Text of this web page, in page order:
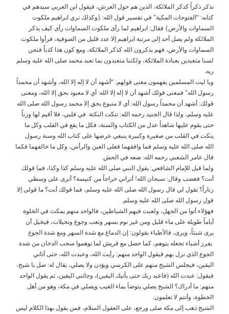
نذكر ذكراً كذكر الملائكة، الذين هم حول العرش، فيقول ابن العربي سيدهم في
كتابه: “الفتوحات المكية” في تفسير قول الله: {وكذلك نري ابراهيم ملكوت
السماوات والأرض} فقال: ابراهيم لما رأى ملكوت السماوات رأى كيف يذكر
الملائكة ولم يصل أحد إلى مرتبة ابراهيم إلا عدد قليل من الصوفية، فرأوا ملكوت
السماوات والأرض، فهم يذكرون الله كذكر الملائكة، ومع كون هذا كذباً فنحن
لسنا متعبدين بعبادة الملائكة، ولكننا متعبدون بما تعبد محمد صلى الله عليه وسلم
ربه.
ويا ليت المسلمين يفهمون معنى قولهم: “أشهد أن لا إله إلا الله، وأشهد أن محمداً
رسول الله” فمعنى قولك أشهد أن لا إله إلا الله: أي لا معبود بحق إلا الله، ومعنى
قولك: أشهد أن محمداً رسول الله: أي لا متبوع بحق إلا محمد رسول الله صلى الله
عليه وسلم، ولذا قال الجنيد رحمه الله: تنكت النكتة في قلبي، فلا أقيم لها وزناً
حتى يقوم عليها شاهداً عدل من الكتاب والسنة، فكل ما يقع في القلب وكل ما
ينكت في القلب من صغيرة وكبيرة ينبغي عرضها على كتاب الله وسنة رسول
الله صلى الله عليه وسلم فما وافقهما فعلى العين والرأس، وكل ما خالفهما فكما
قال عامر الشعبي رحمه الله: ضعه في الحش.
ولما قيل للإمام الشافعي: يقول النبي صلى الله عليه وسلم كذا وكذا، فما قولك
أنت؟ فغضب وقال: سبحان الله! أتراني خراجاً من كنيسة؟ أترى على وسطي
زناراً؟ تقول لي قال رسول الله صلى الله عليه وسلم، فما قولك أنت؟ ما قولي إلا
قول رسول الله صلى الله عليه وسلم.
فهؤلاء أتوا من الجهل، ولعبت فيهم الشياطين، فالواحد منهم يمكث في الخلوة
أياماً طويلة على ماء قليل ومن غير نوم بسهر وتعب وجوع وتخيلات، فيخيل أن
يرى شيئاً، ويرى، فالأطباء يقولون: إن الدماغ مع شدة السهر ومع شدة الجوع
يفرز أشياء تجعله يتوهم، كما حصل مع قريش لما توهموا سحب الدخان من شدة
الجوع الذي نزل بهم فيقول الواحد منهم: رأيت الله، وعبدت الله، حتى أتاني
اليقين، فيجلس الشيخ منهم على الكرسي ويؤذن ولا يصلي، يقال له: صل يا شيخ،
فيقول: عبدت الله (فاعبد ربك حتى يأتيك اليقين)، وجائني اليقين، ثم يقول الواحد
منهم: ما أدراك؟ الشيخ يصلي يتوضأ بماء الغيب ويصلي في مكة، وهو من أهل
الخطوة، وأنتم لا تعلمون.
الشيخ ذهب إلى مكة صلى ورجع، على العقول السلام، فمن يقول بهذا الكلام ليس